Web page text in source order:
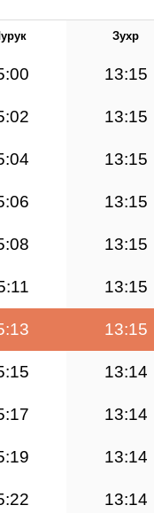
Зухр
13:15
13:15
13:15
13:15
13:15
13:15
13:15
13:14
13:14
13:14
13:14